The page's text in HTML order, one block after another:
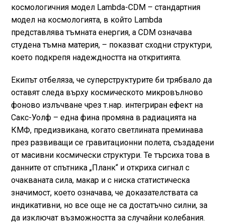
космологичния модел Lambda-CDM – стандартния
модел на космологията, в който Lambda
представлява тъмната енергия, а CDM означава
студена тъмна материя, – показват сходни структури,
което подкрепя надеждността на откритията.
Екипът отбеляза, че суперструктурите би трябвало да
оставят следа върху космическото микровълново
фоново излъчване чрез т.нар. интегриран ефект на
Сакс-Уолф – една фина промяна в радиацията на
КМФ, предизвикана, когато светлината преминава
през развиващи се гравитационни полета, създадени
от масивни космически структури. Те търсиха това в
данните от спътника „Планк“ и откриха сигнал с
очакваната сила, макар и с ниска статистическа
значимост, което означава, че доказателствата са
индикативни, но все още не са достатъчно силни, за
да изключат възможността за случайни колебания.